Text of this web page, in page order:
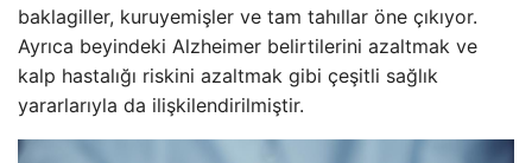
baklagiller, kuruyemişler ve tam tahıllar öne çıkıyor.
Ayrıca beyindeki Alzheimer belirtilerini azaltmak ve
kalp hastalığı riskini azaltmak gibi çeşitli sağlık
yararlarıyla da ilişkilendirilmiştir.